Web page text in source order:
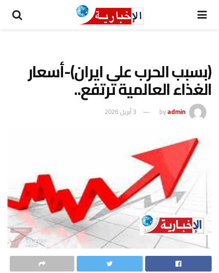
(بسبب الحرب على ايران)-أسعار
الغذاء العالمية ترتفع..
byadmin 3 أبريل 2026